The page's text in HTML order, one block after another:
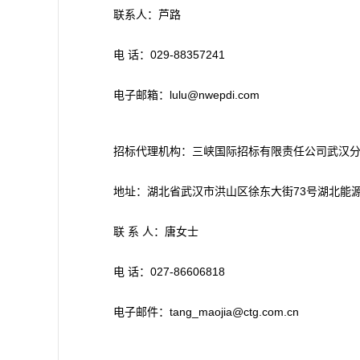
联系人：芦路
电 话：029-88357241
电子邮箱：lulu@nwepdi.com
招标代理机构：三峡国际招标有限责任公司武汉
地址：湖北省武汉市洪山区徐东大街73号湖北能
联 系 人：唐女士
电 话：027-86606818
电子邮件：tang_maojia@ctg.com.cn